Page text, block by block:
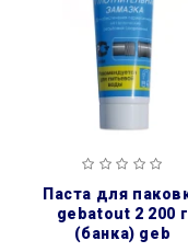
паста для паковки
gebatout 2 200 г
(банка) geb